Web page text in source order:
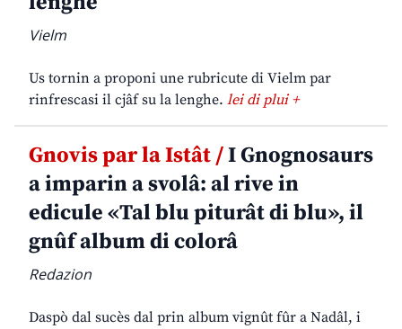
Vielm
Us tornin a proponi une rubricute di Vielm par
rinfrescasi il cjâf su la lenghe. lei di plui +
Gnovis par la Istât /I Gnognosaurs
a imparin a svolâ: al rive in
edicule «Tal blu piturât di blu», il
gnûf album di colorâ
Redazion
Daspò dal sucès dal prin album vignût fûr a Nadâl, i